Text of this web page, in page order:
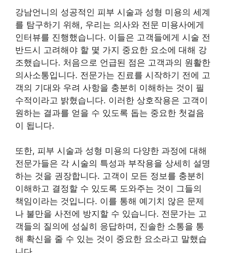
강남언니의 성공적인 피부 시술과 성형 미용의 세계
를 탐구하기 위해, 우리는 의사와 전문 미용사에게
인터뷰를 진행했습니다. 이들은 고객들에게 시술 전
반드시 고려해야 할 몇 가지 중요한 요소에 대해 강
조했습니다. 처음으로 언급된 점은 고객과의 원활한
의사소통입니다. 전문가는 진료를 시작하기 전에 고
객의 기대와 우려 사항을 충분히 이해하는 것이 필
수적이라고 밝혔습니다. 이러한 상호작용은 고객이
원하는 결과를 얻을 수 있도록 돕는 중요한 첫걸음
이 됩니다.
또한, 피부 시술과 성형 미용의 다양한 과정에 대해
전문가들은 각 시술의 특성과 부작용을 상세히 설명
하는 것을 권장합니다. 고객이 모든 정보를 충분히
이해하고 결정할 수 있도록 도와주는 것이 그들의
책임이라는 것입니다. 이를 통해 예기치 않은 문제
나 불만을 사전에 방지할 수 있습니다. 전문가는 고
객들의 질의에 성실히 응답하며, 진솔한 소통을 통
해 확신을 줄 수 있는 것이 중요한 요소라고 말했습